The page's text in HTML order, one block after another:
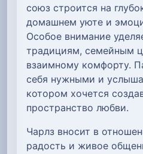
союз строится на
домашнем уюте и
Особое внимание
традициям, семейным
взаимному комфорту.
себя нужными и
котором хочется
пространство любви.
Чарлз вносит в
радость и живое